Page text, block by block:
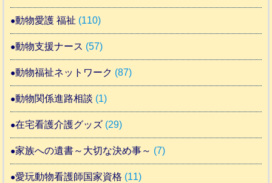
動物愛護 福祉 (110)
動物支援ナース (57)
動物福祉ネットワーク (87)
動物関係進路相談 (1)
在宅看護介護グッズ (29)
家族への遺書～大切な決め事～ (7)
愛玩動物看護師国家資格 (11)